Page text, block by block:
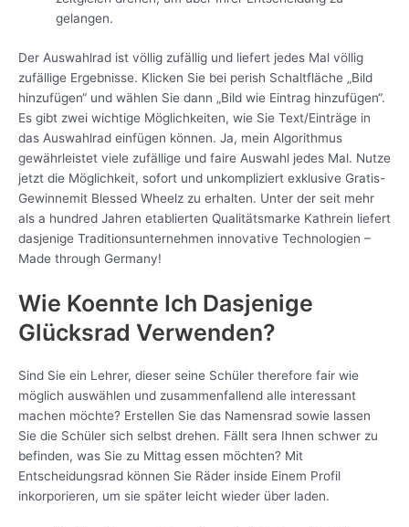
gelangen.
Der Auswahlrad ist völlig zufällig und liefert jedes Mal völlig
zufällige Ergebnisse. Klicken Sie bei perish Schaltfläche „Bild
hinzufügen“ und wählen Sie dann „Bild wie Eintrag hinzufügen“.
Es gibt zwei wichtige Möglichkeiten, wie Sie Text/Einträge in
das Auswahlrad einfügen können. Ja, mein Algorithmus
gewährleistet viele zufällige und faire Auswahl jedes Mal. Nutze
jetzt die Möglichkeit, sofort und unkompliziert exklusive Gratis-
Gewinnemit Blessed Wheelz zu erhalten. Unter der seit mehr
als a hundred Jahren etablierten Qualitätsmarke Kathrein liefert
dasjenige Traditionsunternehmen innovative Technologien –
Made through Germany!
Wie Koennte Ich Dasjenige
Glücksrad Verwenden?
Sind Sie ein Lehrer, dieser seine Schüler therefore fair wie
möglich auswählen und zusammenfallend alle interessant
machen möchte? Erstellen Sie das Namensrad sowie lassen
Sie die Schüler sich selbst drehen. Fällt sera Ihnen schwer zu
befinden, was Sie zu Mittag essen möchten? Mit
Entscheidungsrad können Sie Räder inside Einem Profil
inkorporieren, um sie später leicht wieder über laden.